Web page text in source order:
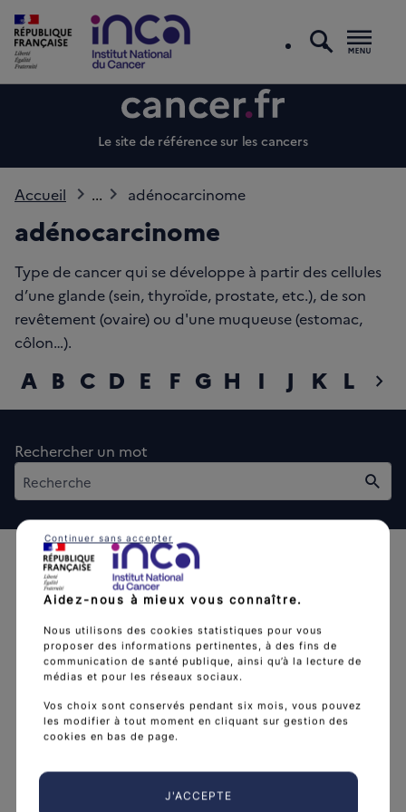
Le site de référence sur les cancers
Accueil ... adénocarcinome
adénocarcinome
Type de cancer qui se développe à partir des cellules
d’une glande (sein, thyroïde, prostate, etc.), de son
revêtement (ovaire) ou d'une muqueuse (estomac,
côlon…).
chevron_right
A B C D E F G H I J K L M
Rechercher un mot
L'Institut national du cancer est l’agence d'expertise
sanitaire et scientifique en cancérologie de l’État.
Découvrir l’Institut arrow_forward
Aidez-nous à mieux vous connaître.
Nous utilisons des cookies statistiques pour vous
proposer des informations pertinentes, à des fins de
communication de santé publique, ainsi qu’à la lecture de
médias et pour les réseaux sociaux.
Vos choix sont conservés pendant six mois, vous pouvez
les modifier à tout moment en cliquant sur gestion des
cookies en bas de page.
J'ACCEPTE
Continuer sans accepter